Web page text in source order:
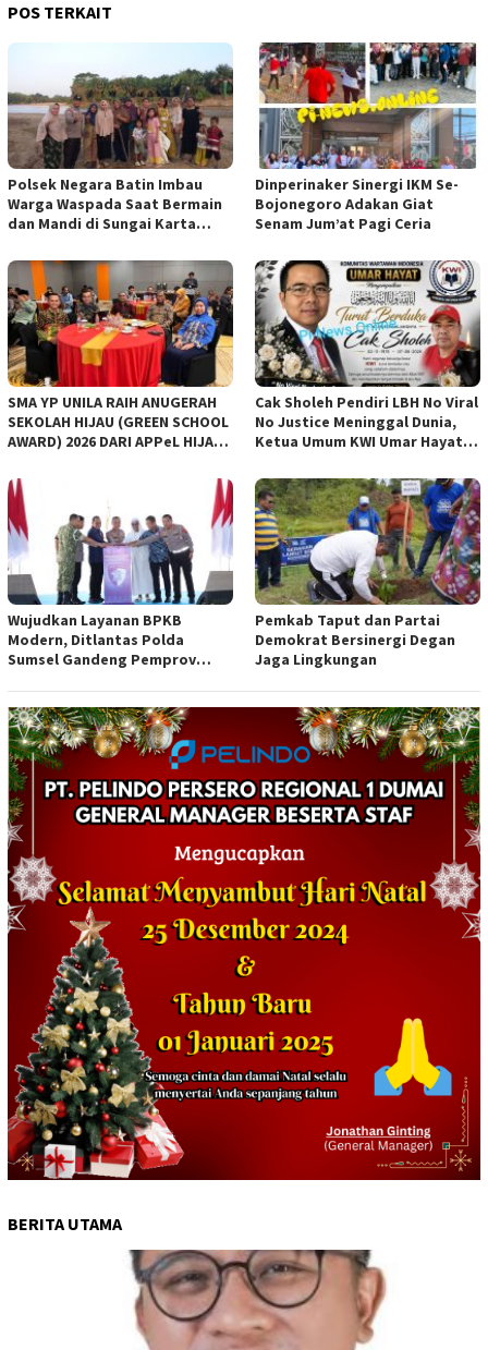
POS TERKAIT
Polsek Negara Batin Imbau
Warga Waspada Saat Bermain
dan Mandi di Sungai Karta
Dinperinaker Sinergi IKM Se-
Bojonegoro Adakan Giat
Senam Jum’at Pagi Ceria
SMA YP UNILA RAIH ANUGERAH
SEKOLAH HIJAU (GREEN SCHOOL
AWARD) 2026 DARI APPeL HIJAU
Cak Sholeh Pendiri LBH No Viral
No Justice Meninggal Dunia,
Ketua Umum KWI Umar Hayat
Wujudkan Layanan BPKB
Modern, Ditlantas Polda
Sumsel Gandeng Pemprov
Pemkab Taput dan Partai
Demokrat Bersinergi Degan
Jaga Lingkungan
BERITA UTAMA